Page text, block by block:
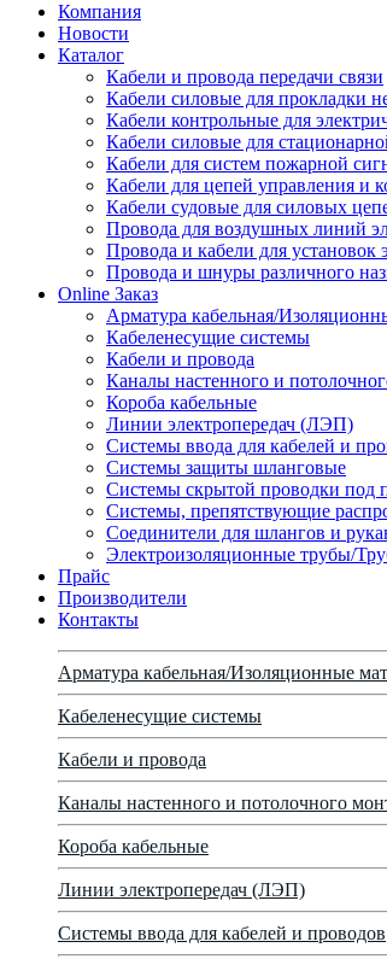
Компания
Новости
Каталог
Кабели и провода передачи связи
Кабели силовые для прокладки
Кабели контрольные для
Кабели силовые для
Кабели для систем пожарной
Кабели для цепей управления и
Кабели судовые для силовых
Провода для воздушных линий
Провода и кабели для установок
Провода и шнуры различного
Online Заказ
Арматура кабельная/
Кабеленесущие системы
Кабели и провода
Каналы настенного и
Короба кабельные
Линии электропередач (ЛЭП)
Системы ввода для кабелей и
Системы защиты шланговые
Системы скрытой проводки под
Системы, препятствующие
Соединители для шлангов и
Электроизоляционные трубы/
Прайс
Производители
Контакты
Арматура кабельная/Изоляционные
Кабеленесущие системы
Кабели и провода
Каналы настенного и потолочного
Короба кабельные
Линии электропередач (ЛЭП)
Системы ввода для кабелей и проводов